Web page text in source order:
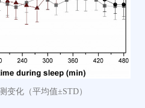
变化（平均值±STD）